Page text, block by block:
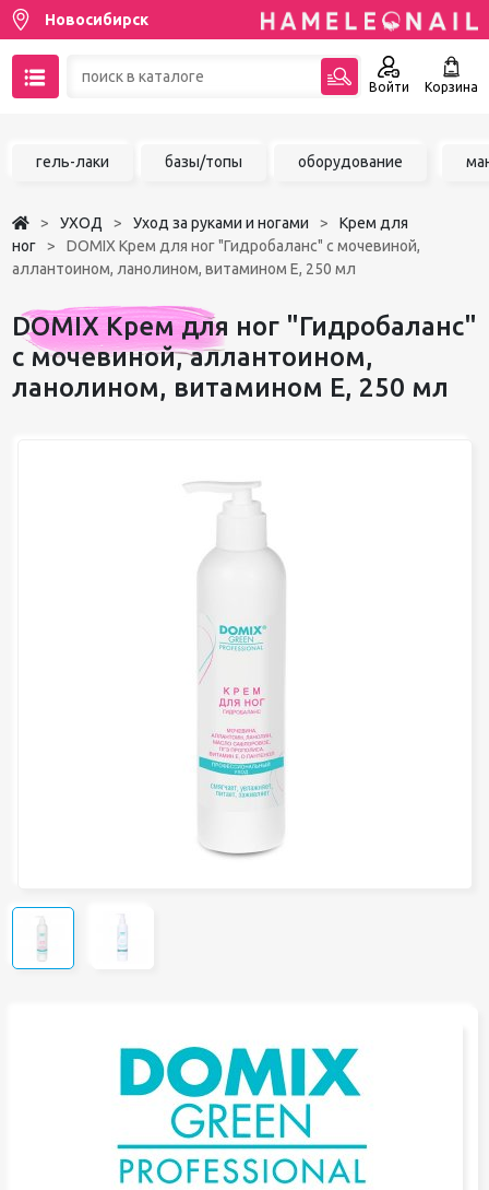
Новосибирск
Войти Корзина
Чат в MAX
Избранное
гель-лаки базы/топы оборудование
УХОД Уход за руками и ногами
Крем для
ног
DOMIX Крем для ног "Гидробаланс" с мочевиной,
аллантоином, ланолином, витамином Е, 250 мл
DOMIX Крем для ног "Гидробаланс"
с мочевиной, аллантоином,
ланолином, витамином Е, 250 мл